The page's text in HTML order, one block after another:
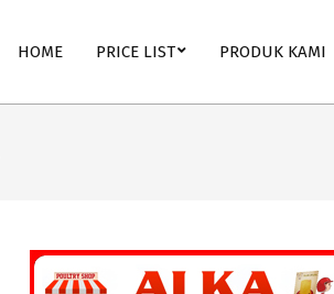
HOME PRICE LIST PRODUK KAMI